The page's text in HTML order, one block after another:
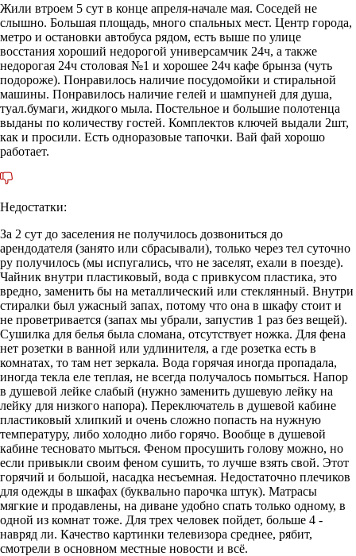
Жили втроем 5 сут в конце апреля-начале мая. Соседей не
слышно. Большая площадь, много спальных мест. Центр города,
метро и остановки автобуса рядом, есть выше по улице
восстания хороший недорогой универсамчик 24ч, а также
недорогая 24ч столовая №1 и хорошее 24ч кафе брынза (чуть
подороже). Понравилось наличие посудомойки и стиральной
машины. Понравилось наличие гелей и шампуней для душа,
туал.бумаги, жидкого мыла. Постельное и большие полотенца
выданы по количеству гостей. Комплектов ключей выдали 2шт,
как и просили. Есть одноразовые тапочки. Вай фай хорошо
работает.
Недостатки:
За 2 сут до заселения не получилось дозвониться до
арендодателя (занято или сбрасывали), только через тел суточно
ру получилось (мы испугались, что не заселят, ехали в поезде).
Чайник внутри пластиковый, вода с привкусом пластика, это
вредно, заменить бы на металлический или стеклянный. Внутри
стиралки был ужасный запах, потому что она в шкафу стоит и
не проветривается (запах мы убрали, запустив 1 раз без вещей).
Сушилка для белья была сломана, отсутствует ножка. Для фена
нет розетки в ванной или удлинителя, а где розетка есть в
комнатах, то там нет зеркала. Вода горячая иногда пропадала,
иногда текла еле теплая, не всегда получалось помыться. Напор
в душевой лейке слабый (нужно заменить душевую лейку на
лейку для низкого напора). Переключатель в душевой кабине
пластиковый хлипкий и очень сложно попасть на нужную
температуру, либо холодно либо горячо. Вообще в душевой
кабине тесновато мыться. Феном просушить голову можно, но
если привыкли своим феном сушить, то лучше взять свой. Этот
горячий и большой, насадка несъемная. Недостаточно плечиков
для одежды в шкафах (буквально парочка штук). Матрасы
мягкие и продавлены, на диване удобно спать только одному, в
одной из комнат тоже. Для трех человек пойдет, больше 4 -
навряд ли. Качество картинки телевизора среднее, рябит,
смотрели в основном местные новости и всё.